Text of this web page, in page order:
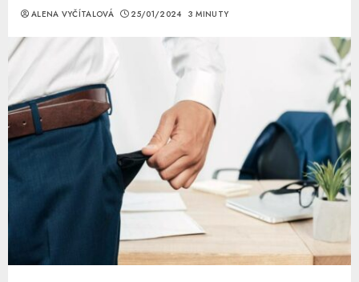
ALENA VYČÍTALOVÁ 25/01/2024 3 MINUTY